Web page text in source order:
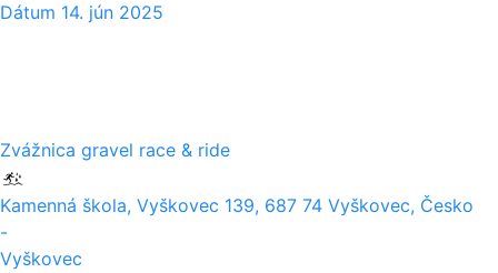
Dátum 14. jún 2025
Zvážnica gravel race & ride
Kamenná škola, Vyškovec 139, 687 74 Vyškovec, Česko
-
Vyškovec